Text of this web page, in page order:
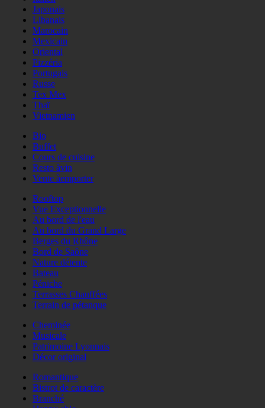
Japonais
Libanais
Marocain
Mexicain
Oriental
Pizzéria
Portugais
Russe
Tex Mex
Thaï
Vietnamien
Bio
Buffet
Cours de cuisine
Resto àvin
Vente àemporter
Rooftop
Vue Exceptionnelle
Au bord de l'eau
Au bord du Grand Large
Berges du Rhône
Bord de Saône
Nature détente
Bateau
Péniche
Terrasses Chauffées
Terrain de pétanque
Cheminée
Musicale
Patrimoine Lyonnais
Décor original
Romantique
Bistrot de caractère
Branché